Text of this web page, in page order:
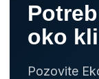
oko
Pozovite